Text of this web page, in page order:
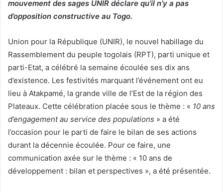
mouvement des sages UNIR déclare qu’il n’y a pas
d’opposition constructive au Togo.
Union pour la République (UNIR), le nouvel habillage du
Rassemblement du peuple togolais (RPT), parti unique et
parti-Etat, a célébré la semaine écoulée ses dix ans
d’existence. Les festivités marquant l’événement ont eu
lieu à Atakpamé, la grande ville de l’Est de la région des
Plateaux. Cette célébration placée sous le thème : « 10 ans
d’engagement au service des populations » a été
l’occasion pour le parti de faire le bilan de ses actions
durant la décennie écoulée. Pour ce faire, une
communication axée sur le thème : « 10 ans de
développement : bilan et perspectives », a été présentée.